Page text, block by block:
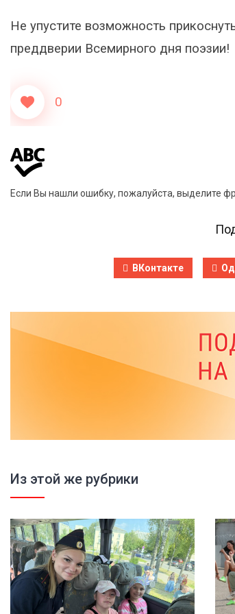
Не упустите возможность
преддверии Всемирного дня поэзии!
0
Если Вы нашли ошибку, пожалуйста, выделите
ВКонтакте
Из этой же рубрики